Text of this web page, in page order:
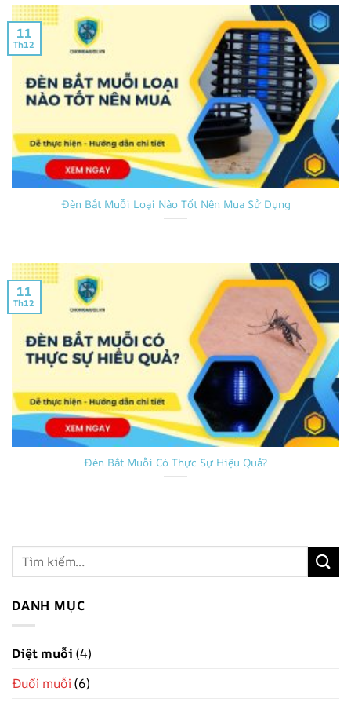
Đèn Bắt Muỗi Loại Nào Tốt Nên Mua Sử Dụng
11
Th12
Đèn Bắt Muỗi Có Thực Sự Hiệu Quả?
11
Th12
DANH MỤC
Diệt muỗi (4)
Đuổi muỗi (6)